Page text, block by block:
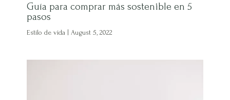
Guía para comprar más sostenible en 5
pasos
Estilo de vida | August 5, 2022